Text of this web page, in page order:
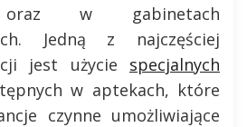
w gabinetach
Jedną z najczęściej
jest użycie specjalnych
w aptekach, które
czynne umożliwiające